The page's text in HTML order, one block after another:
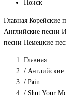
Поиск
Главная Корейские
Английские песни
песни Немецкие
Главная
/ Английские
/ Pain
/ Shut Your